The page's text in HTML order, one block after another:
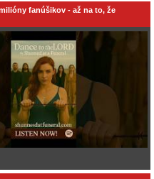
fanúšikov - až na to, že